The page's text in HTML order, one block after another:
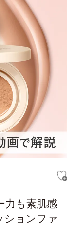
力も素肌感
ションファ